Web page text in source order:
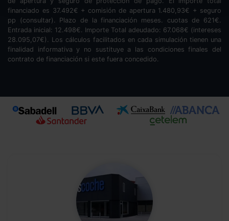
financiado es 37.492€ + comisión de apertura 1.480,93€ + seguro
pp (consultar). Plazo de la financiación meses. cuotas de 621€.
Entrada inicial: 12.498€. Importe Total adeudado: 67.068€ (intereses
28.095,07€). Los cálculos facilitados en cada simulación tienen una
finalidad informativa y no sustituye a las condiciones finales del
contrato de financiación si este fuera concedido.